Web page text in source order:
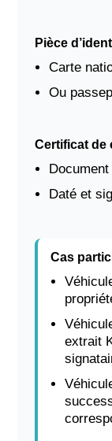
Pièce
Carte
Ou
Certificat de
Daté et
Cas
extrait